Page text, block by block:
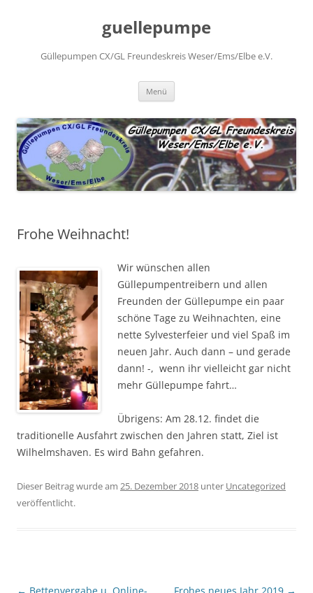
guellepumpe
Güllepumpen CX/GL Freundeskreis Weser/Ems/Elbe e.V.
Menü
Frohe Weihnacht!
Wir wünschen allen
Güllepumpentreibern und allen
Freunden der Güllepumpe ein paar
schöne Tage zu Weihnachten, eine
nette Sylvesterfeier und viel Spaß im
neuen Jahr. Auch dann – und gerade
dann! -, wenn ihr vielleicht gar nicht
mehr Güllepumpe fahrt…
Übrigens: Am 28.12. findet die
traditionelle Ausfahrt zwischen den Jahren statt, Ziel ist
Wilhelmshaven. Es wird Bahn gefahren.
Dieser Beitrag wurde am 25. Dezember 2018 unter Uncategorized
veröffentlicht.